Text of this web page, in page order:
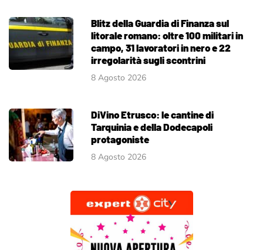
Blitz della Guardia di Finanza sul
litorale romano: oltre 100 militari in
campo, 31 lavoratori in nero e 22
irregolarità sugli scontrini
8 Agosto 2026
DiVino Etrusco: le cantine di
Tarquinia e della Dodecapoli
protagoniste
8 Agosto 2026